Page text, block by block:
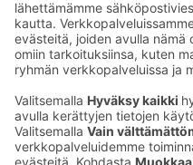
Ma-pe
9–20
La
9–19
Su
11–18
Katso poik­keus­au­kio­lot
Iso­katu 22–25,